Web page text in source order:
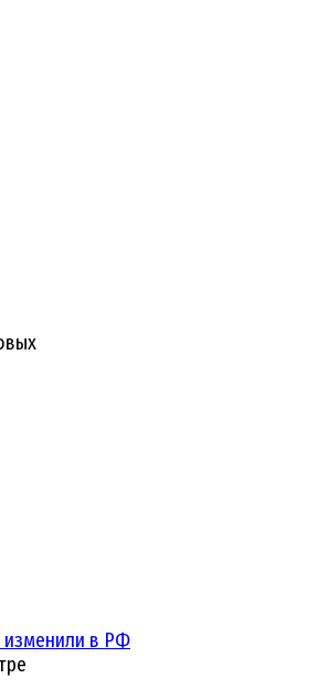
изменили в РФ